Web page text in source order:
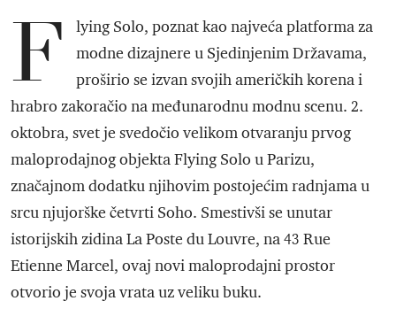
F
lying Solo, poznat kao najveća platforma za
modne dizajnere u Sjedinjenim Državama,
proširio se izvan svojih američkih korena i
hrabro zakoračio na međunarodnu modnu scenu. 2.
oktobra, svet je svedočio velikom otvaranju prvog
maloprodajnog objekta Flying Solo u Parizu,
značajnom dodatku njihovim postojećim radnjama u
srcu njujorške četvrti Soho. Smestivši se unutar
istorijskih zidina La Poste du Louvre, na 43 Rue
Etienne Marcel, ovaj novi maloprodajni prostor
otvorio je svoja vrata uz veliku buku.